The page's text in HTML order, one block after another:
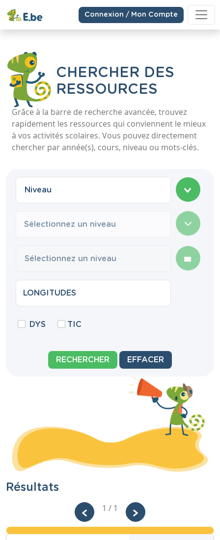
Connexion / Mon Compte
CHERCHER DES
RESSOURCES
Grâce à la barre de recherche avancée, trouvez
rapidement les ressources qui conviennent le mieux
à vos activités scolaires. Vous pouvez directement
chercher par année(s), cours, niveau ou mots-clés.
Sélectionnez un niveau
DYS TIC
RECHERCHER EFFACER
Résultats
1 / 1